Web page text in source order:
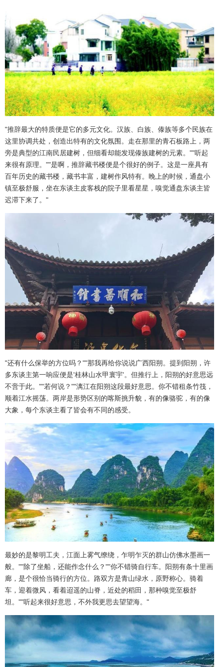
"推辞最大的特质便是它的多元文化。汉族、白族、傣族等多个民族在
这里协调共处，创造出特有的文化氛围。走在那里的青石板路上，两
旁是典型的江南民居建树，但细看却能发现傣族建树的元素。""听起
来很有原理。""是啊，推辞藏书楼便是个很好的例子。这是一座具有
百年历史的藏书楼，藏书丰富，建树作风特有。晚上的时候，通盘小
镇至极舒服，坐在东谈主皮客栈的院子里看星星，嗅觉通盘东谈主皆
迟滞下来了。"
"还有什么保举的方位吗？""那我再给你说说广西阳朔。提到阳朔，许
多东谈主第一响应便是'桂林山水甲寰宇'。但推行上，阳朔的好意思远
不啻于此。""若何说？""漓江在阳朔这段最好意思。你不错租条竹筏，
顺着江水摇荡。两岸是形势区别的喀斯挑升貌，有的像骆驼，有的像
大象，每个东谈主看了皆会有不同的感受。
最妙的是黎明工夫，江面上雾气缭绕，乍明乍灭的群山仿佛水墨画一
般。""除了坐船，还能作念什么？""你不错骑自行车。阳朔有条十里画
廊，是个很恰当骑行的方位。路双方是青山绿水，原野称心。骑着
车，迎着微风，看着迢遥的山脊，近处的稻田，那种嗅觉至极舒
坦。""听起来很好意思，不外我更思去望望海。"